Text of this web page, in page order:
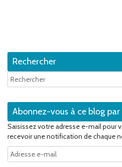
Rechercher
Abonnez-vous à ce blog
Saisissez votre adresse e-mail pour
recevoir une notification de chaque
Adresse
e-